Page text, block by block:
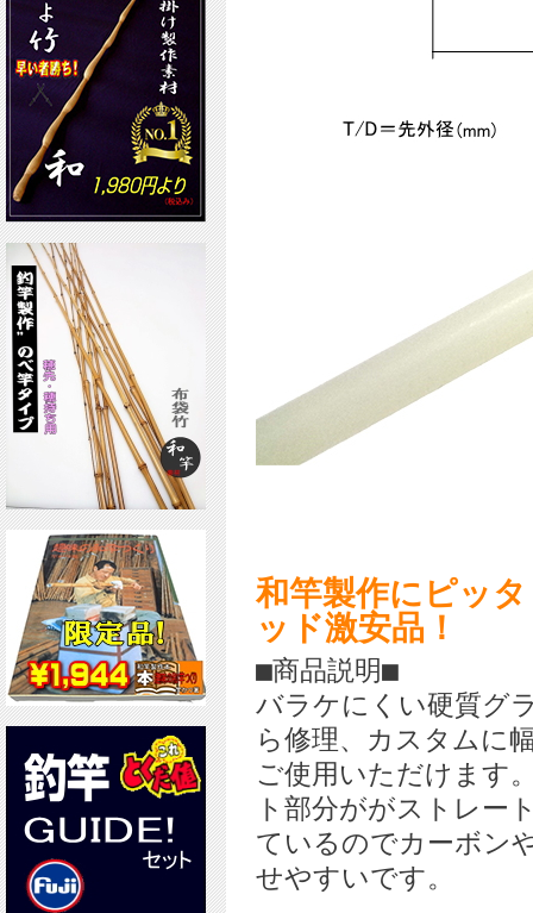
和竿製作にピッ
ッド激安品！
■商品説明■
バラケにくい硬質グ
ら修理、カスタムに
ご使用いただけます
ト部分ががストレー
ているのでカーボン
せやすいです。